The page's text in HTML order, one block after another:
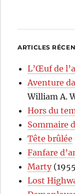
ARTICLES
L’Œuf de
Aventure
William A.
Hors du
Sommaire
Tête brûlée
Fanfare
Marty
Lost